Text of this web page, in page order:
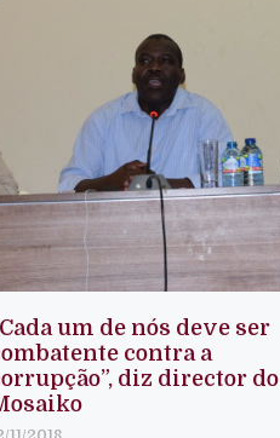
um de nós deve ser
contra a
diz director do